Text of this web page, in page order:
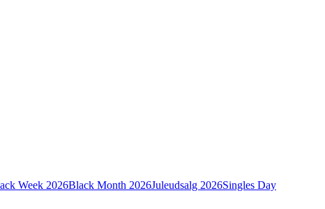
Week 2026Black Month 2026Juleudsalg 2026Singles Day